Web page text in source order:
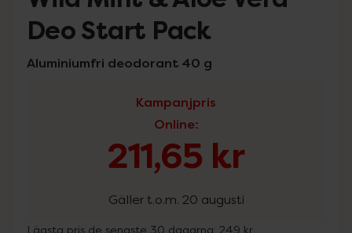
Deo Start Pack
Aluminiumfri deodorant 40 g
Kampanjpris
Online:
211,65 kr
Gäller t.o.m. 20 augusti
Lägsta pris de senaste 30 dagarna: 249 kr